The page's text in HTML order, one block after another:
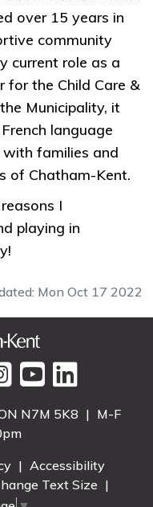
over 15 years in
community
current role as a
for the Child Care &
Municipality, it
language
families and
of Chatham-Kent.
I
playing in
Mon Oct 17 2022
N7M 5K8 | M-F
| Accessibility
Text Size |